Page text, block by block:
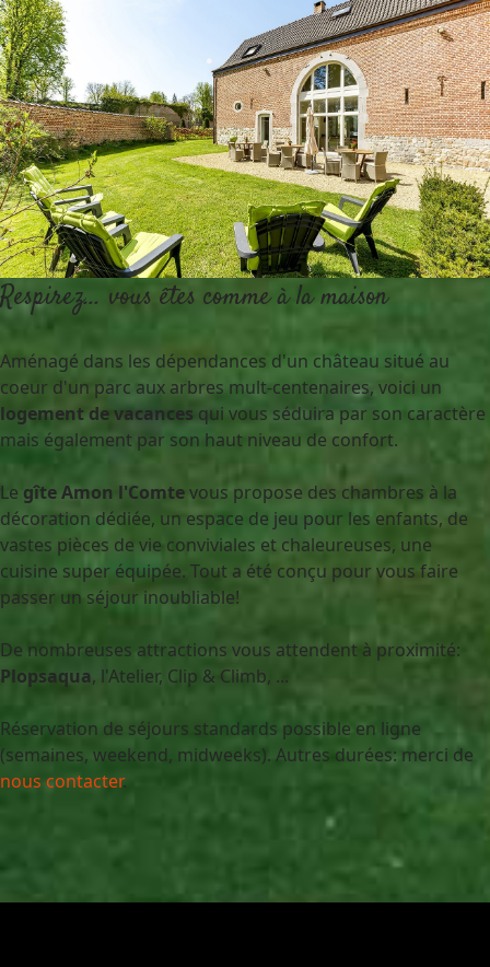
Respirez... vous êtes comme à la maison
Aménagé dans les dépendances d'un château situé au
coeur d'un parc aux arbres mult-centenaires, voici un
logement de vacances qui vous séduira par son caractère
mais également par son haut niveau de confort.
Le gîte Amon l'Comtevous propose des chambres à la
décoration dédiée, un espace de jeu pour les enfants, de
vastes pièces de vie conviviales et chaleureuses, une
cuisine super équipée. Tout a été conçu pour vous faire
passer un séjour inoubliable!
De nombreuses attractions vous attendent à proximité:
Plopsaqua, l'Atelier, Clip & Climb, ...
Réservation de séjours standards possible en ligne
(semaines, weekend, midweeks). Autres durées: merci de
nous contacter.